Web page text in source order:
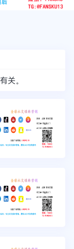
关。